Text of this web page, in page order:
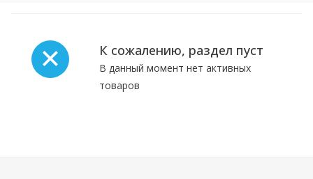
К сожалению, раздел пуст
В данный момент нет активных
товаров